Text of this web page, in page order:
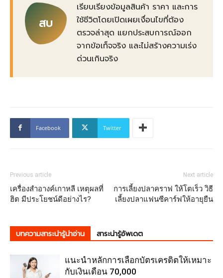
สบ
เรียบเรียงข้อมูลสินค้า ราคา และการ
ใช้ชีวิตโดยเปิดเผยเงื่อนไขที่ต้อง
ตรวจล่าสุด แยกประสบการณ์ออก
จากข้อเท็จจริง และไม่สร้างความเร่ง
ด่วนเกินจริง
Facebook Twitter
Previous article
เครื่องสำอางค์เกาหลี เหตุผลที่
ฮิต มีประโยชน์ดีอย่างไร?
Next article
การเลี้ยงปลาคราฟ ให้โตเร็ว วิธี
เลี้ยงปลาแฟนซีคาร์ฟให้อายุยืน
บทความสาระน่ารู้น่าอ่าน สาระน่ารู้อัพเดต
แนะนำหลักการเลือกบัตรเครดิตให้เหมาะ
กับเงินเดือน 70,000